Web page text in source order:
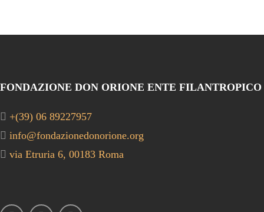
FONDAZIONE DON ORIONE ENTE FILANTROPICO
+(39) 06 89227957
info@fondazionedonorione.org
via Etruria 6, 00183 Roma